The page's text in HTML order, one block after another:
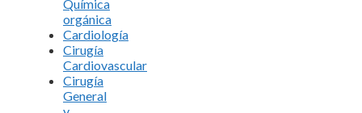
Química
orgánica
Cardiología
Cirugía
Cardiovascular
Cirugía
General